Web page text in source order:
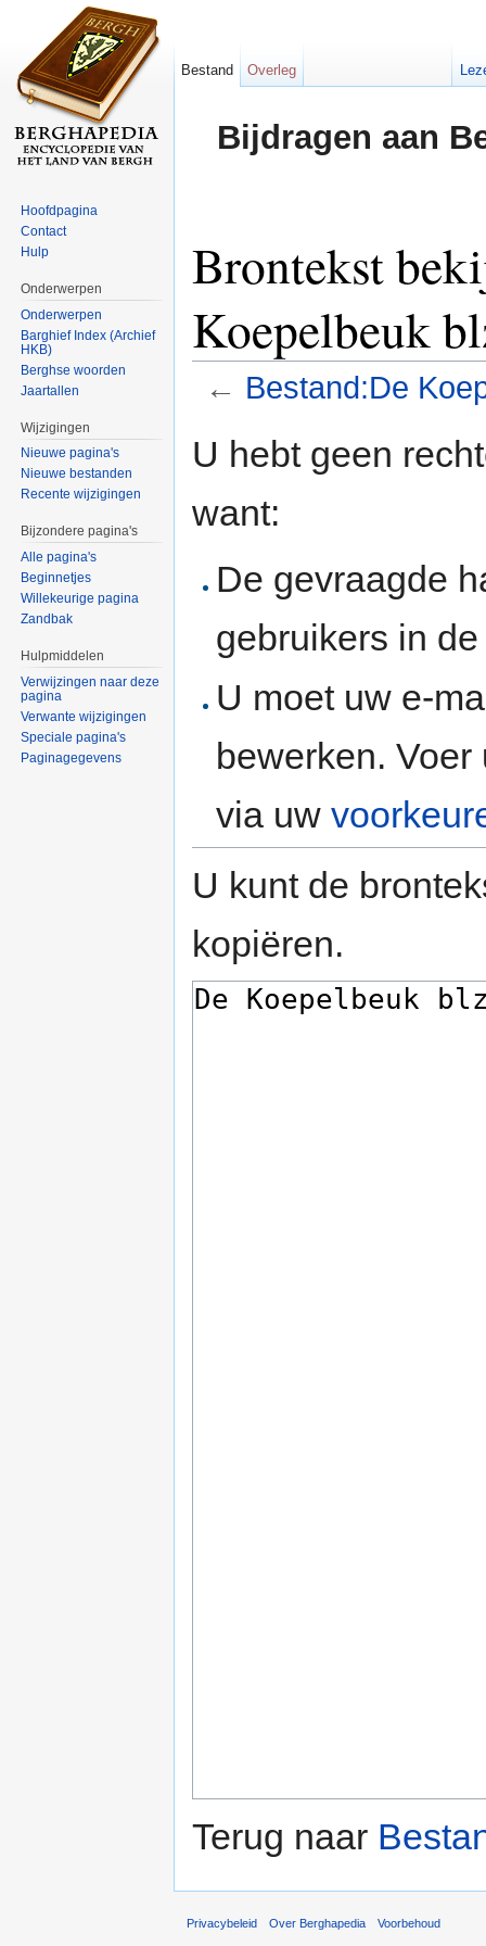
Bijdragen aan
Brontekst
Koepelbeuk
← Bestand:De
U hebt geen
want:
De gevraagde
gebruikers in
U moet uw e-
bewerken.
via uw
U kunt de
kopiëren.
Terug naar
Bestand Overleg
Hoofdpagina
Contact
Hulp
Onderwerpen
Onderwerpen
Barghief Index (Archief
HKB)
Berghse woorden
Jaartallen
Wijzigingen
Nieuwe pagina's
Nieuwe bestanden
Recente wijzigingen
Bijzondere pagina's
Alle pagina's
Beginnetjes
Willekeurige pagina
Zandbak
Hulpmiddelen
Verwijzingen naar deze
pagina
Verwante wijzigingen
Speciale pagina's
Paginagegevens
Privacybeleid Over Berghapedia Voorbehoud